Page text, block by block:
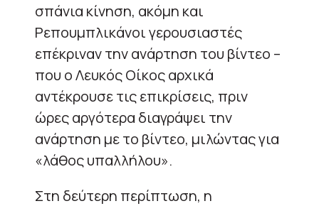
σπάνια κίνηση, ακόμη και
Ρεπουμπλικάνοι γερουσιαστές
επέκριναν την ανάρτηση του βίντεο –
που ο Λευκός Οίκος αρχικά
αντέκρουσε τις επικρίσεις, πριν
ώρες αργότερα διαγράψει την
ανάρτηση με το βίντεο, μιλώντας για
«λάθος υπαλλήλου».
Στη δεύτερη περίπτωση, η